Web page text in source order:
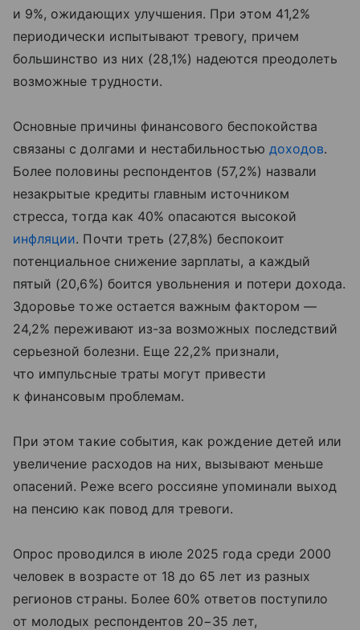
и 9%, ожидающих улучшения. При этом 41,2%
периодически испытывают тревогу, причем
большинство из них (28,1%) надеются преодолеть
возможные трудности.
Основные причины финансового беспокойства
связаны с долгами и нестабильностью доходов.
Более половины респондентов (57,2%) назвали
незакрытые кредиты главным источником
стресса, тогда как 40% опасаются высокой
инфляции. Почти треть (27,8%) беспокоит
потенциальное снижение зарплаты, а каждый
пятый (20,6%) боится увольнения и потери дохода.
Здоровье тоже остается важным фактором —
24,2% переживают из-за возможных последствий
серьезной болезни. Еще 22,2% признали,
что импульсные траты могут привести
к финансовым проблемам.
При этом такие события, как рождение детей или
увеличение расходов на них, вызывают меньше
опасений. Реже всего россияне упоминали выход
на пенсию как повод для тревоги.
Опрос проводился в июле 2025 года среди 2000
человек в возрасте от 18 до 65 лет из разных
регионов страны. Более 60% ответов поступило
от молодых респондентов 20−35 лет,